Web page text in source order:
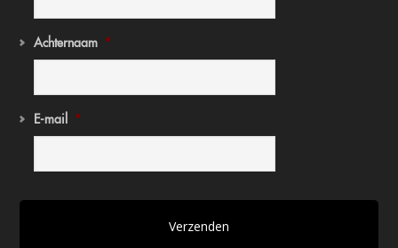
Achternaam *
E-mail *